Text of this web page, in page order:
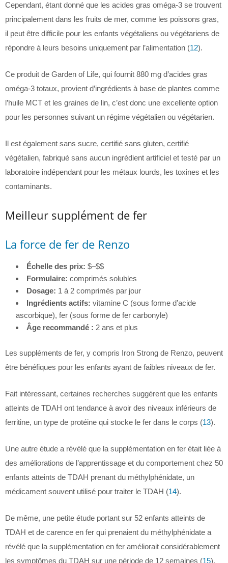
Cependant, étant donné que les acides gras oméga-3 se trouvent
principalement dans les fruits de mer, comme les poissons gras,
il peut être difficile pour les enfants végétaliens ou végétariens de
répondre à leurs besoins uniquement par l’alimentation (12).
Ce produit de Garden of Life, qui fournit 880 mg d’acides gras
oméga-3 totaux, provient d’ingrédients à base de plantes comme
l’huile MCT et les graines de lin, c’est donc une excellente option
pour les personnes suivant un régime végétalien ou végétarien.
Il est également sans sucre, certifié sans gluten, certifié
végétalien, fabriqué sans aucun ingrédient artificiel et testé par un
laboratoire indépendant pour les métaux lourds, les toxines et les
contaminants.
Meilleur supplément de fer
La force de fer de Renzo
Échelle des prix: $–$$
Formulaire: comprimés solubles
Dosage: 1 à 2 comprimés par jour
Ingrédients actifs: vitamine C (sous forme d’acide
ascorbique), fer (sous forme de fer carbonyle)
Âge recommandé : 2 ans et plus
Les suppléments de fer, y compris Iron Strong de Renzo, peuvent
être bénéfiques pour les enfants ayant de faibles niveaux de fer.
Fait intéressant, certaines recherches suggèrent que les enfants
atteints de TDAH ont tendance à avoir des niveaux inférieurs de
ferritine, un type de protéine qui stocke le fer dans le corps (13).
Une autre étude a révélé que la supplémentation en fer était liée à
des améliorations de l’apprentissage et du comportement chez 50
enfants atteints de TDAH prenant du méthylphénidate, un
médicament souvent utilisé pour traiter le TDAH (14).
De même, une petite étude portant sur 52 enfants atteints de
TDAH et de carence en fer qui prenaient du méthylphénidate a
révélé que la supplémentation en fer améliorait considérablement
les symptômes du TDAH sur une période de 12 semaines (15).